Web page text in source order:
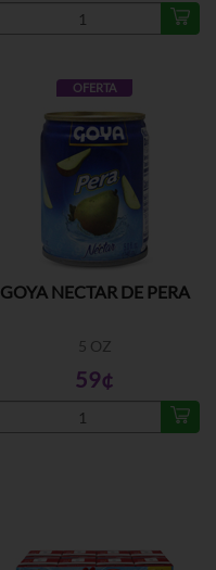
OFERTA
GOYA NECTAR DE PERA
5 OZ
59¢